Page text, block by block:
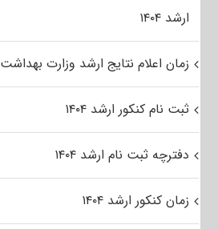
ارشد ۱۴۰۴
زمان اعلام نتایج ارشد وزارت بهداشت ۱۴۰۳
ثبت نام کنکور ارشد ۱۴۰۴
دفترچه ثبت نام ارشد ۱۴۰۴
زمان کنکور ارشد ۱۴۰۴